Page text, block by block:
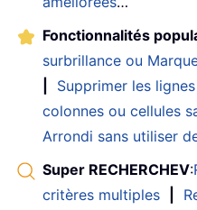
Fonctionnalités
surbrillance ou
Supprimer les
colonnes ou cellules
Arrondi sans utiliser
Super RECHERCHEV:
critères multiples